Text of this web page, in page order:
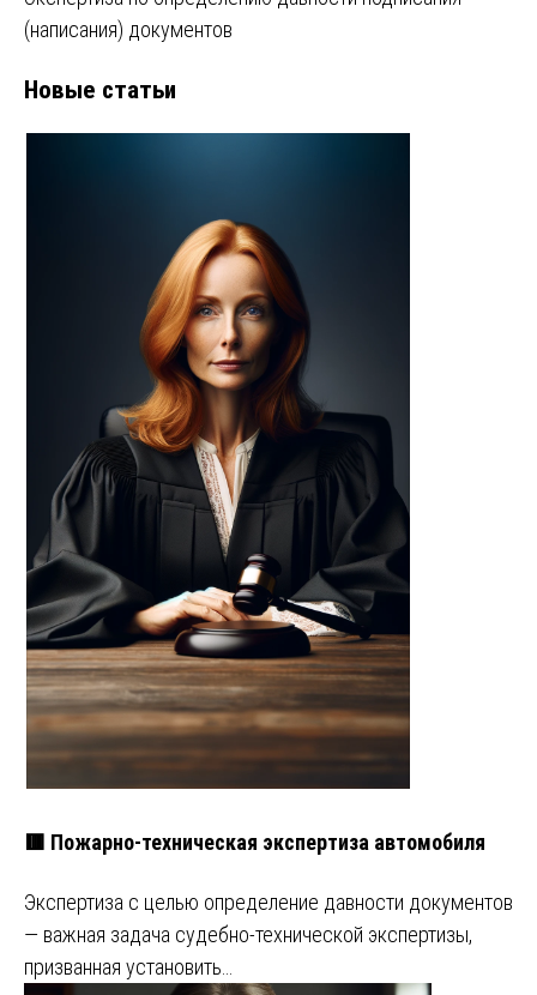
(написания) документов
Новые статьи
🟥 Пожарно-техническая экспертиза автомобиля
Экспертиза с целью определение давности документов
— важная задача судебно-технической экспертизы,
призванная установить…